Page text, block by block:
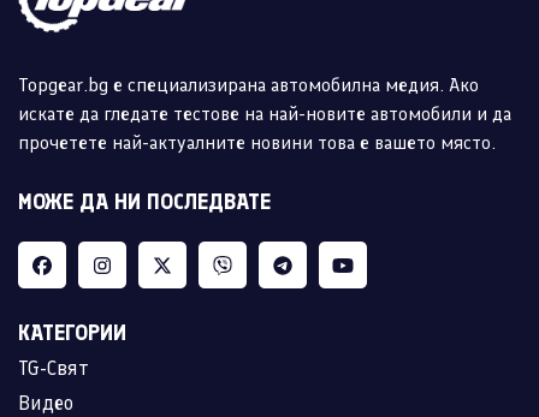
Topgear.bg е специализирана автомобилна медия. Ако
искате да гледате тестове на най-новите автомобили и да
прочетете най-актуалните новини това е вашето място.
МОЖЕ ДА НИ ПОСЛЕДВАТЕ
КАТЕГОРИИ
TG-Свят
Видео